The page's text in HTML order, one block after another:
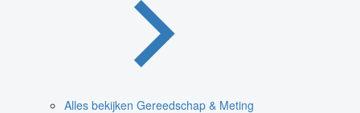
Alles bekijken Gereedschap & Meting